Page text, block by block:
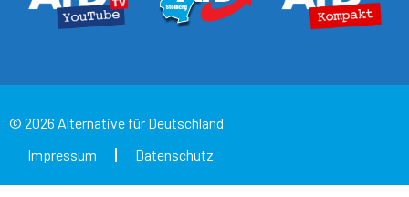
© 2026 Alternative für Deutschland
Impressum
Datenschutz